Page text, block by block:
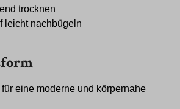
trocknen
leicht nachbügeln
eine moderne und körpernahe